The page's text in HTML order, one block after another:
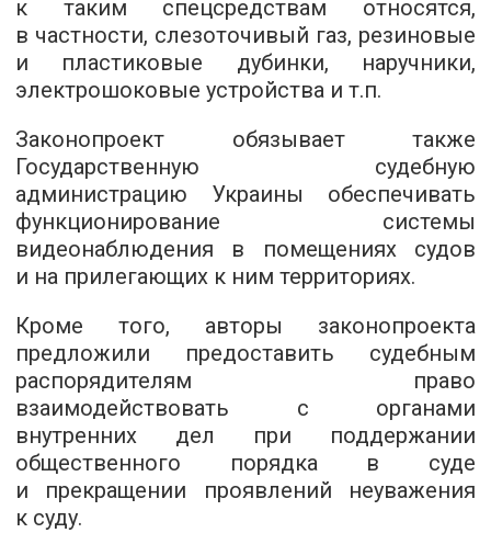
к таким спецсредствам относятся,
в частности, слезоточивый газ, резиновые
и пластиковые дубинки, наручники,
электрошоковые устройства и т.п.
Законопроект обязывает также
Государственную судебную
администрацию Украины обеспечивать
функционирование системы
видеонаблюдения в помещениях судов
и на прилегающих к ним территориях.
Кроме того, авторы законопроекта
предложили предоставить судебным
распорядителям право
взаимодействовать с органами
внутренних дел при поддержании
общественного порядка в суде
и прекращении проявлений неуважения
к суду.